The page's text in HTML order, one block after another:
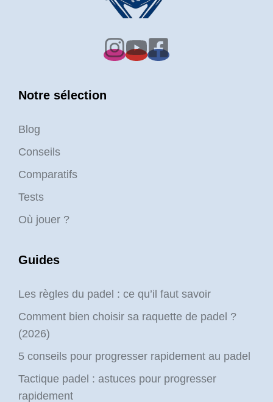
Notre sélection
Blog
Conseils
Comparatifs
Tests
Où jouer ?
Guides
Les règles du padel : ce qu’il faut savoir
Comment bien choisir sa raquette de padel ?
(2026)
5 conseils pour progresser rapidement au padel
Tactique padel : astuces pour progresser
rapidement